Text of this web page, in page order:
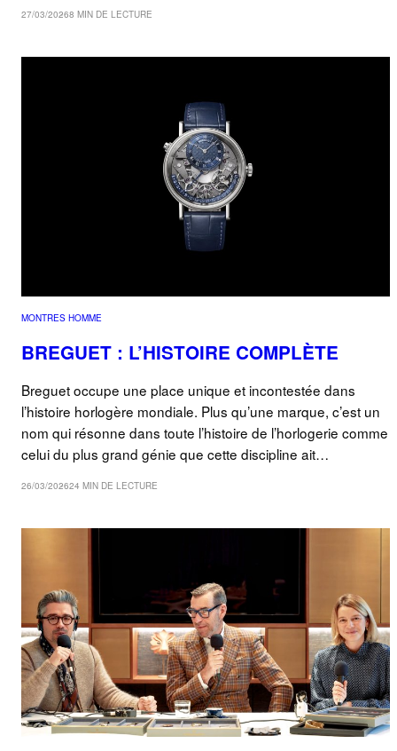
27/03/20268 MIN DE LECTURE
MONTRES HOMME
BREGUET : L’HISTOIRE COMPLÈTE
Breguet occupe une place unique et incontestée dans
l’histoire horlogère mondiale. Plus qu’une marque, c’est un
nom qui résonne dans toute l’histoire de l’horlogerie comme
celui du plus grand génie que cette discipline ait…
26/03/202624 MIN DE LECTURE